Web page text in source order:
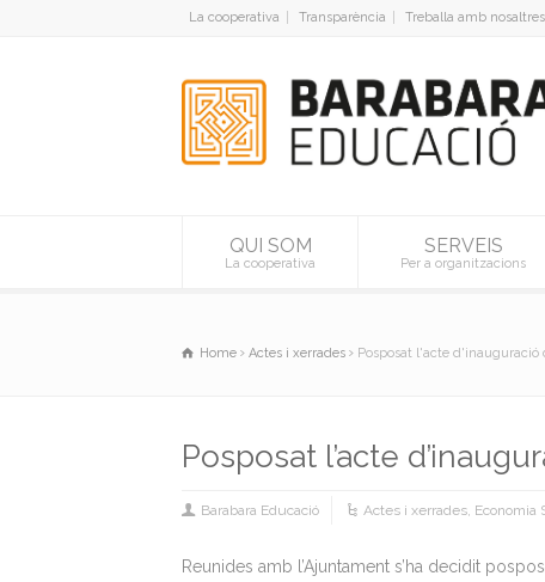
La cooperativa Transparència Treballa amb nosaltres
QUI SOM
La cooperativa
SERVEIS
Per a organitzacions
Home Actes i xerrades Posposat l'acte
Posposat l’acte
Barabara Educació Actes i xerrades, Economia
Reunides amb l’Ajuntament s’ha decidit